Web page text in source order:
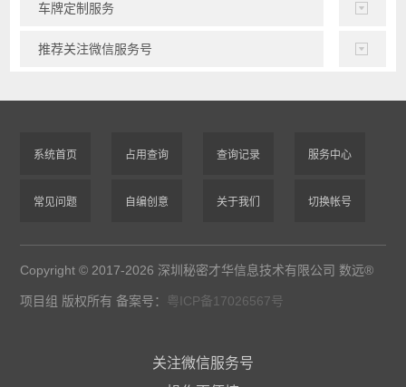
车牌定制服务
推荐关注微信服务号
系统首页 占用查询 查询记录 服务中心
常见问题 自编创意 关于我们 切换帐号
Copyright © 2017-2026 深圳秘密才华信息技术有限公司 数远®
项目组 版权所有 备案号： 粤ICP备17026567号
关注微信服务号